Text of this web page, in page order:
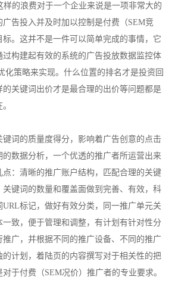
样的浪费对于一个企业来说是一项非常大的
告投入并及时加以控制是付费（SEM竞
。这并不是一件可以简单完成的事情，它
构建起有效的系统的广告投放数据监控体
化策略来实现。什么位置的排名才是投资回
关键词出价才是最合理的出价等问题都是
词的质量度得分，影响着广告创意的点击
数据分析，一个优透的推广者所运营出来
：清晰的推广账户结构，匹配合理的关键
键词的数量和覆盖面做到完善、有效，科
标记，做好有效分类，同一推广单元关
致，便于管理和调整，有计划有针对性分
推广，并根据不同的推广设备、不同的推广
计划，着陆页的内容撰写对于相关性的把
于付费（SEM况价）推广者的专业要求。